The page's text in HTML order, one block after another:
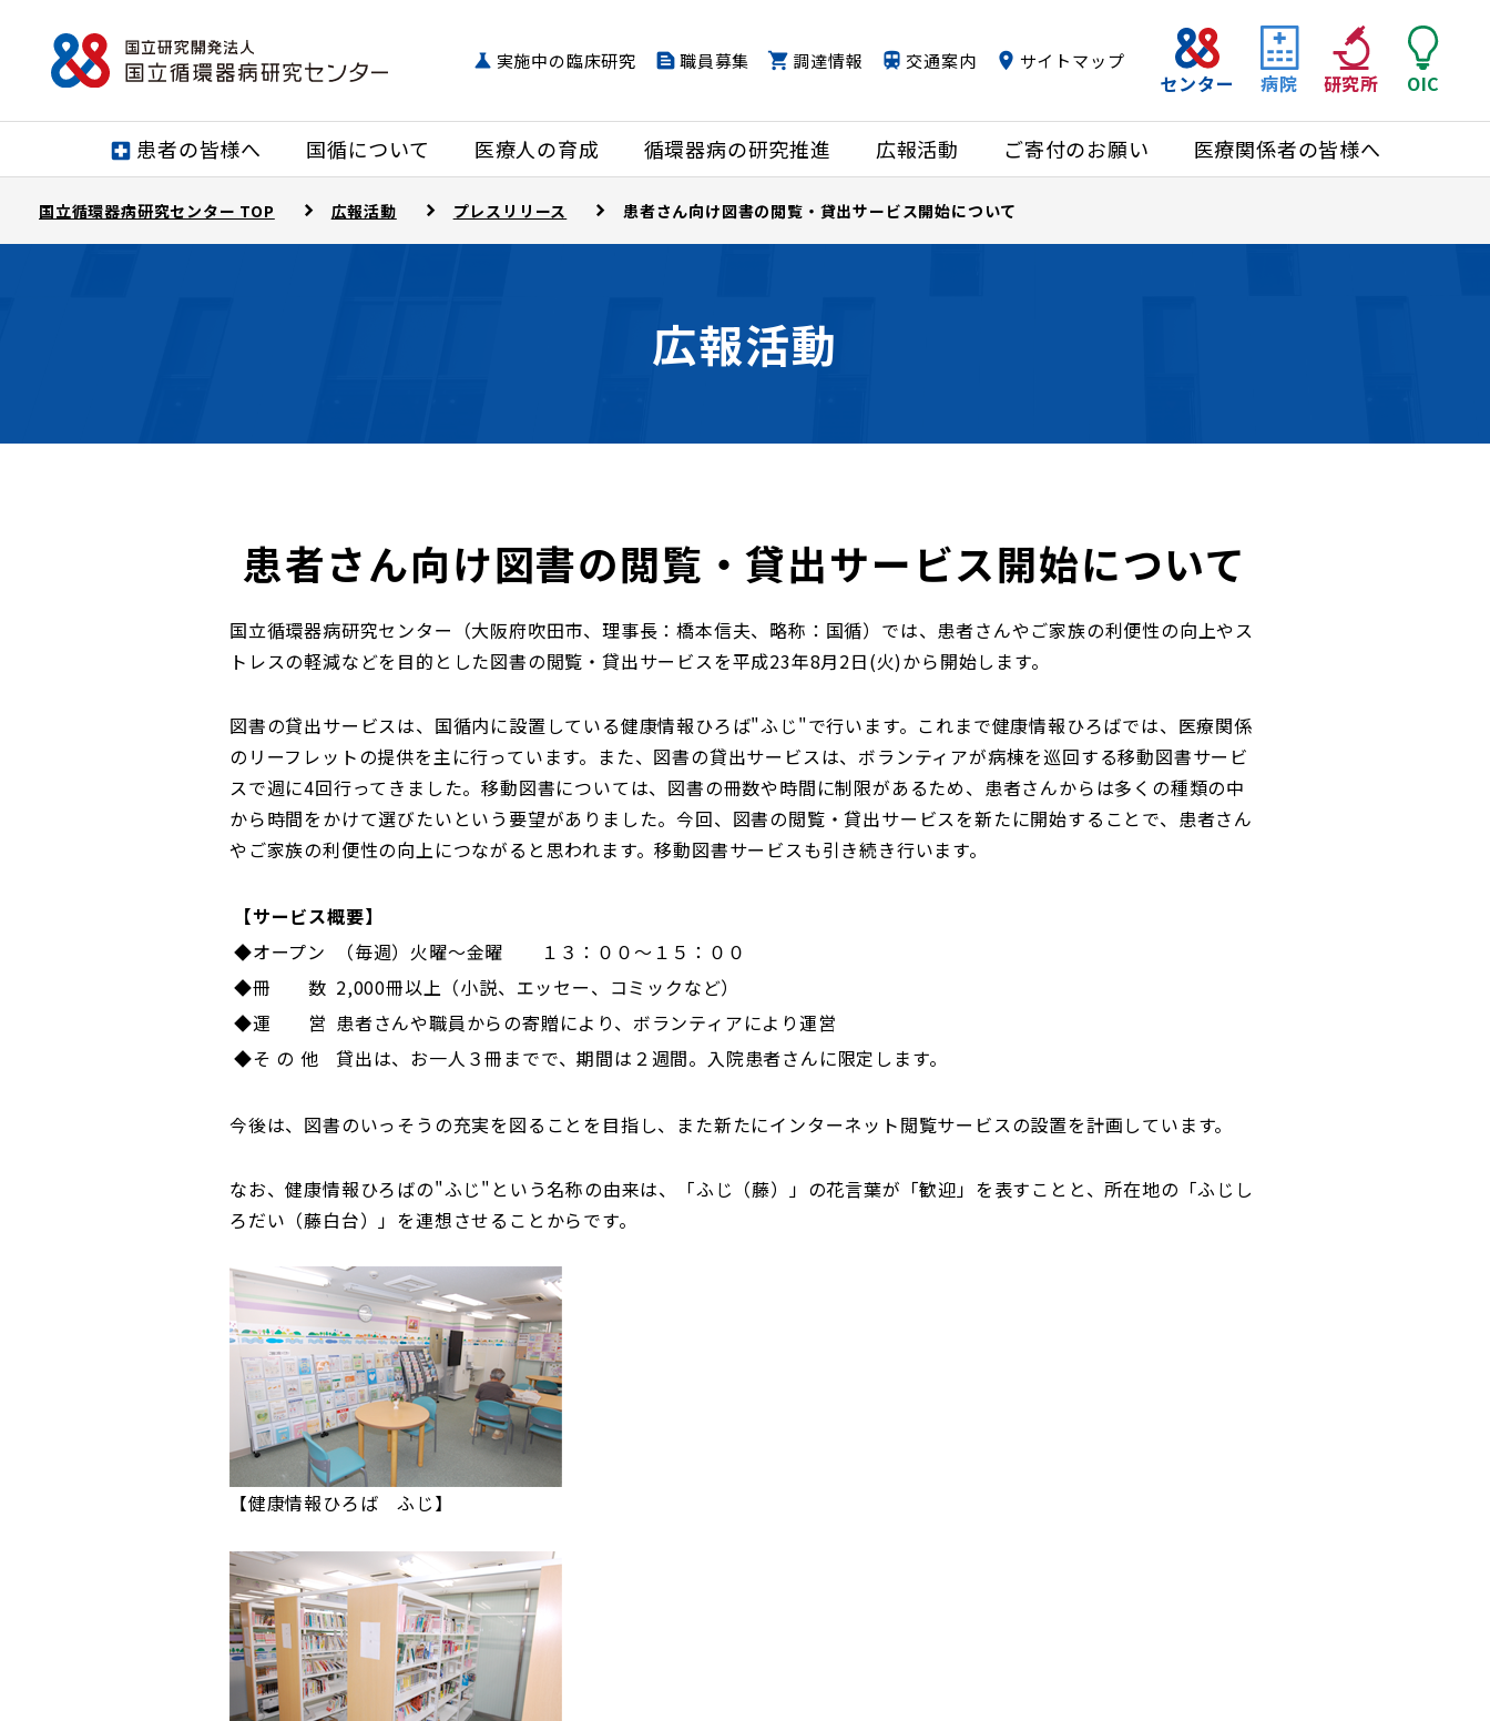
患者の皆様へ 国循について 医療人の育成 循環器病の研究推進 広報活動 ご寄付のお願い 医療関係者の皆様へ
センター 病院 研究所 OIC
実施中の臨床研究 職員募集 調達情報 交通案内 サイトマップ
国立循環器病研究センター TOP 広報活動 プレスリリース 患者さん向け図書の閲覧・貸出サービス開始について
広報活動
患者さん向け図書の閲覧・貸出サービス開始について
国立循環器病研究センター（大阪府吹田市、理事長：橋本信夫、略称：国循）では、患者さんやご家族の利便性の向上やス
トレスの軽減などを目的とした図書の閲覧・貸出サービスを平成23年8月2日(火)から開始します。
図書の貸出サービスは、国循内に設置している健康情報ひろば"ふじ"で行います。これまで健康情報ひろばでは、医療関係
のリーフレットの提供を主に行っています。また、図書の貸出サービスは、ボランティアが病棟を巡回する移動図書サービ
スで週に4回行ってきました。移動図書については、図書の冊数や時間に制限があるため、患者さんからは多くの種類の中
から時間をかけて選びたいという要望がありました。今回、図書の閲覧・貸出サービスを新たに開始することで、患者さん
やご家族の利便性の向上につながると思われます。移動図書サービスも引き続き行います。
【サービス概要】
◆オープン
（毎週）火曜～金曜 １３：００～１５：００
◆冊 数 2,000冊以上（小説、エッセー、コミックなど）
◆運 営 患者さんや職員からの寄贈により、ボランティアにより運営
◆そ の 他
貸出は、お一人３冊までで、期間は２週間。入院患者さんに限定します。
今後は、図書のいっそうの充実を図ることを目指し、また新たにインターネット閲覧サービスの設置を計画しています。
なお、健康情報ひろばの"ふじ"という名称の由来は、「ふじ（藤）」の花言葉が「歓迎」を表すことと、所在地の「ふじし
ろだい（藤白台）」を連想させることからです。
【健康情報ひろば ふじ】